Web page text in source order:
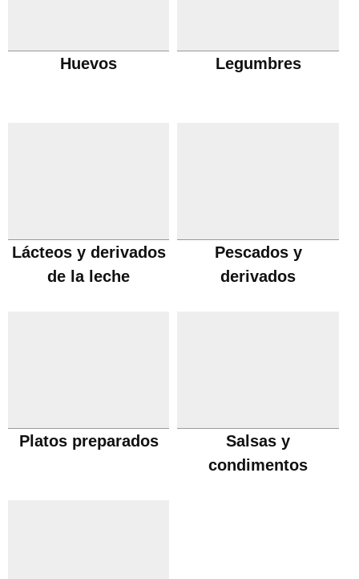
Huevos Legumbres
Lácteos y derivados
de la leche
Pescados y
derivados
Platos preparados
Salsas y
condimentos